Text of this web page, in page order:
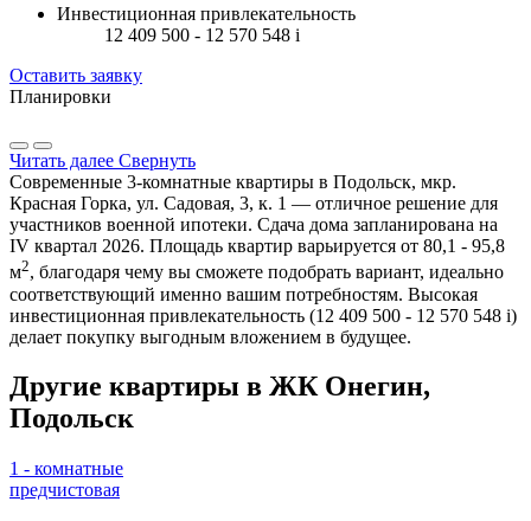
Инвестиционная привлекательность
12 409 500 - 12 570 548 i
Оставить заявку
Планировки
Читать далее Свернуть
Современные 3-комнатные квартиры в Подольск, мкр.
Красная Горка, ул. Садовая, 3, к. 1 — отличное решение для
участников военной ипотеки. Сдача дома запланирована на
IV квартал 2026. Площадь квартир варьируется от 80,1 - 95,8
м2, благодаря чему вы сможете подобрать вариант, идеально
соответствующий именно вашим потребностям. Высокая
инвестиционная привлекательность (12 409 500 - 12 570 548 i)
делает покупку выгодным вложением в будущее.
Другие квартиры в ЖК Онегин,
Подольск
1 - комнатные
предчистовая